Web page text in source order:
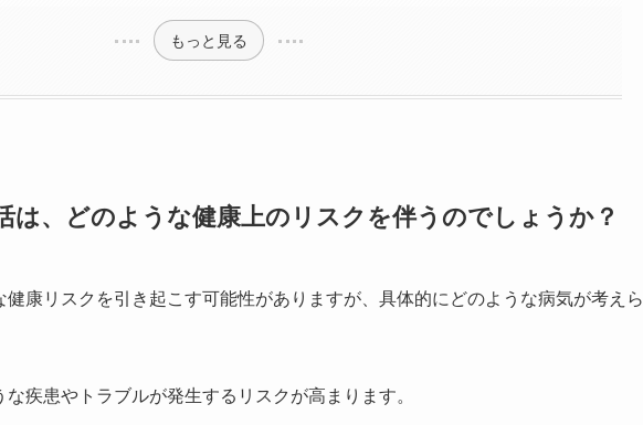
もっと見る
は、どのような健康上のリスクを伴うのでしょうか？
康リスクを引き起こす可能性がありますが、具体的にどのような病気が考えら
疾患やトラブルが発生するリスクが高まります。